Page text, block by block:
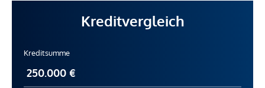
Kreditvergleich
Kreditsumme